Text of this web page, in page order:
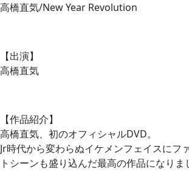
高橋直気/New Year Revolution
【出演】
高橋直気
【作品紹介】
高橋直気、初のオフィシャルDVD。
Jr時代から変わらぬイケメンフェイスにフ
トシーンも盛り込んだ最高の作品になりま